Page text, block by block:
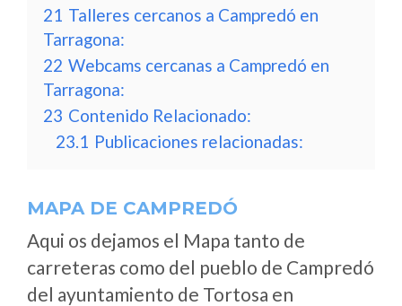
21 Talleres cercanos a Campredó en
Tarragona:
22 Webcams cercanas a Campredó en
Tarragona:
23 Contenido Relacionado:
23.1 Publicaciones relacionadas:
MAPA DE CAMPREDÓ
Aqui os dejamos el Mapa tanto de
carreteras como del pueblo de Campredó
del ayuntamiento de Tortosa en